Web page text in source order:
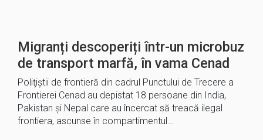
Migranți descoperiți într-un microbuz
de transport marfă, în vama Cenad
Poliţiştii de frontieră din cadrul Punctului de Trecere a
Frontierei Cenad au depistat 18 persoane din India,
Pakistan și Nepal care au încercat să treacă ilegal
frontiera, ascunse în compartimentul…